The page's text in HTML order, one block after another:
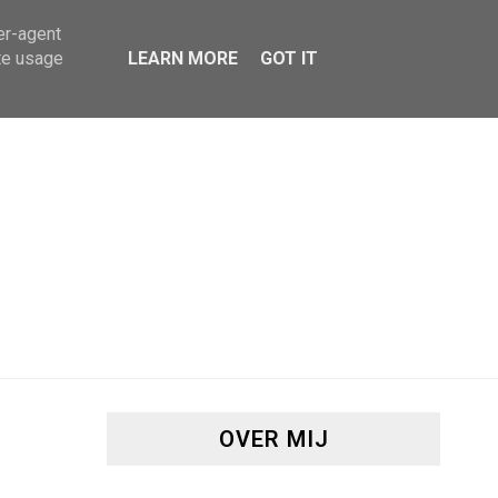
OVER MIJ
agent
usage
LEARN MORE GOT IT